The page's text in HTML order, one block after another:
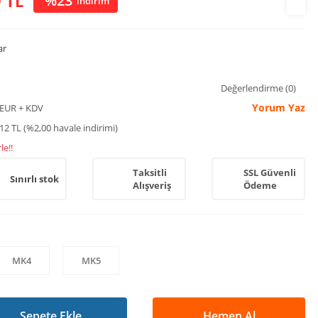
+ KDV
TL (%2,00 havale indirimi)
Değerlendirme (0)
Yorum Yaz
Sınırlı stok
Taksitli
Alışveriş
SSL Güvenli
Ödeme
MK4 MK5